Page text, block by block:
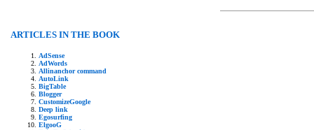
ARTICLES IN THE BOOK
AdSense
AdWords
Allinanchor command
AutoLink
BigTable
Blogger
CustomizeGoogle
Deep link
Egosurfing
ElgooG